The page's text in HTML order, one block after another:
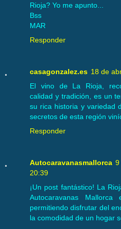
Rioja? Yo me apunto...
Bss
MAR
Responder
casagonzalez.es 18 de
El vino de La Rioja,
calidad y tradición, es un
su rica historia y variedad
secretos de esta región
Responder
Autocaravanasmallorca 9
20:39
¡Un post fantástico! La
Autocaravanas
permitiendo disfrutar del
la comodidad de un hogar